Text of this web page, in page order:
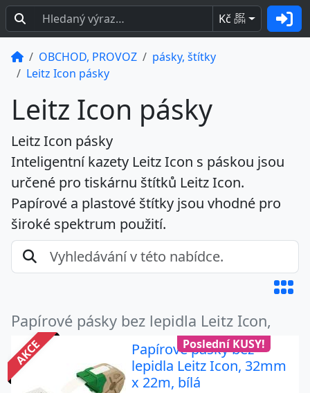
Kč BEZ
DPH
OBCHOD, PROVOZ
pásky, štítky
Leitz Icon pásky
Leitz Icon pásky
Leitz Icon pásky
Inteligentní kazety Leitz Icon s páskou jsou
určené pro tiskárnu štítků Leitz Icon.
Papírové a plastové štítky jsou vhodné pro
široké spektrum použití.
Papírové pásky bez lepidla Leitz Icon,
AKCE Poslední KUSY!
Papírové pásky bez
lepidla Leitz Icon, 32mm
x 22m, bílá